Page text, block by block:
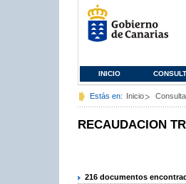
INICIO
Estás en: Inicio
RECAUDACION
216 documentos